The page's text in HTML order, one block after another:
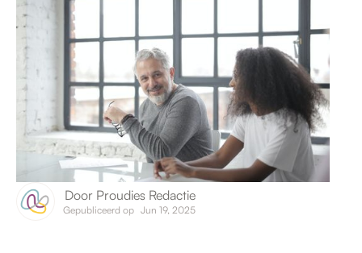
Door Proudies Redactie
Gepubliceerd op Jun 19, 2025